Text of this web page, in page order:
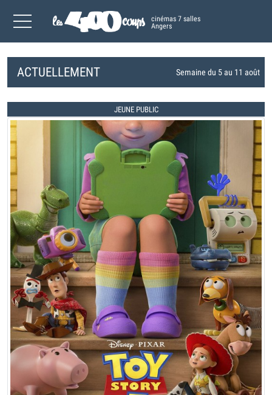
cinémas 7 salles
Angers
ACTUELLEMENT Semaine du 5 au 11 août
JEUNE PUBLIC